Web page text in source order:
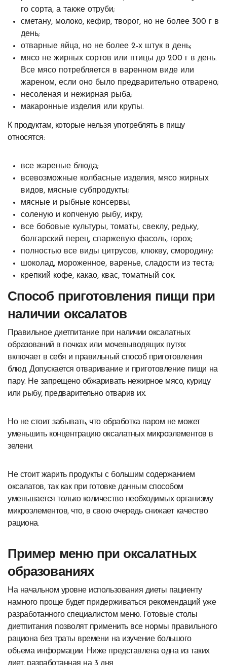
го сорта, а также отруби;
сметану, молоко, кефир, творог, но не более 300 г в
день;
отварные яйца, но не более 2-х штук в день;
мясо не жирных сортов или птицы до 200 г в день.
Все мясо потребляется в варенном виде или
жареном, если оно было предварительно отварено;
несоленая и нежирная рыба;
макаронные изделия или крупы.
К продуктам, которые нельзя употреблять в пищу
относятся:
все жареные блюда;
всевозможные колбасные изделия, мясо жирных
видов, мясные субпродукты;
мясные и рыбные консервы;
соленую и копченую рыбу, икру;
все бобовые культуры, томаты, свеклу, редьку,
болгарский перец, спаржевую фасоль, горох;
полностью все виды цитрусов, клюкву, смородину;
шоколад, мороженное, варенье, сладости из теста;
крепкий кофе, какао, квас, томатный сок.
Способ приготовления пищи при
наличии оксалатов
Правильное диетпитание при наличии оксалатных
образований в почках или мочевыводящих путях
включает в себя и правильный способ приготовления
блюд. Допускается отваривание и приготовление пищи на
пару. Не запрещено обжаривать нежирное мясо, курицу
или рыбу, предварительно отварив их.
Но не стоит забывать, что обработка паром не может
уменьшить концентрацию оксалатных микроэлементов в
зелени.
Не стоит жарить продукты с большим содержанием
оксалатов, так как при готовке данным способом
уменьшается только количество необходимых организму
микроэлементов, что, в свою очередь снижает качество
рациона.
Пример меню при оксалатных
образованиях
На начальном уровне использования диеты пациенту
намного проще будет придерживаться рекомендаций уже
разработанного специалистом меню. Готовые столы
диетпитания позволят применить все нормы правильного
рациона без траты времени на изучение большого
объема информации. Ниже представлена одна из таких